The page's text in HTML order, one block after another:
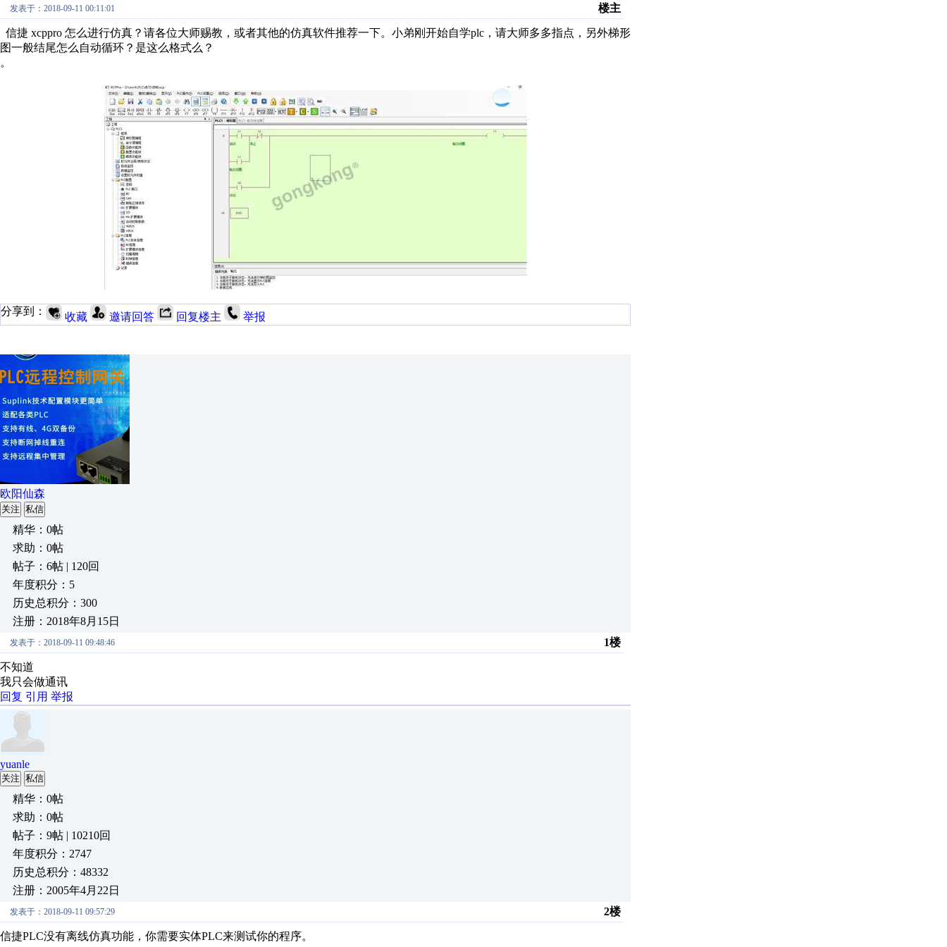
发表于：2018-09-11 00:11:01 楼主
信捷 xcppro 怎么进行仿真？请各位大师赐教，或者其他的仿真软件推荐一下。小弟刚开始自学plc，请大师多多指点，另外梯形
图一般结尾怎么自动循环？是这么格式么？
。
分享到： 收藏 邀请回答 回复楼主 举报
欧阳仙森
关注 私信
精华：0帖
求助：0帖
帖子：6帖 | 120回
年度积分：5
历史总积分：300
注册：2018年8月15日
发表于：2018-09-11 09:48:46 1楼
不知道
我只会做通讯
回复 引用 举报
yuanle
关注 私信
精华：0帖
求助：0帖
帖子：9帖 | 10210回
年度积分：2747
历史总积分：48332
注册：2005年4月22日
发表于：2018-09-11 09:57:29 2楼
信捷PLC没有离线仿真功能，你需要实体PLC来测试你的程序。